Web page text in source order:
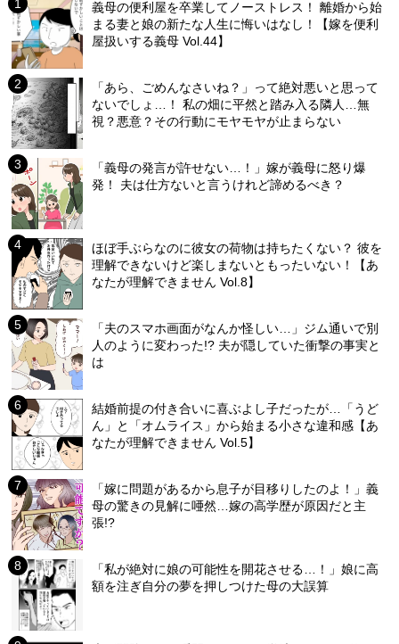
義母の便利屋を卒業してノーストレス！ 離婚から始
まる妻と娘の新たな人生に悔いはなし！【嫁を便利
屋扱いする義母 Vol.44】
「あら、ごめんなさいね？」って絶対悪いと思って
ないでしょ…！ 私の畑に平然と踏み入る隣人…無
視？悪意？その行動にモヤモヤが止まらない
「義母の発言が許せない…！」嫁が義母に怒り爆
発！ 夫は仕方ないと言うけれど諦めるべき？
ほぼ手ぶらなのに彼女の荷物は持ちたくない？ 彼を
理解できないけど楽しまないともったいない！【あ
なたが理解できません Vol.8】
「夫のスマホ画面がなんか怪しい…」ジム通いで別
人のように変わった!? 夫が隠していた衝撃の事実と
は
結婚前提の付き合いに喜ぶよし子だったが…「うど
ん」と「オムライス」から始まる小さな違和感【あ
なたが理解できません Vol.5】
「嫁に問題があるから息子が目移りしたのよ！」義
母の驚きの見解に唖然…嫁の高学歴が原因だと主
張!?
「私が絶対に娘の可能性を開花させる…！」娘に高
額を注ぎ自分の夢を押しつけた母の大誤算